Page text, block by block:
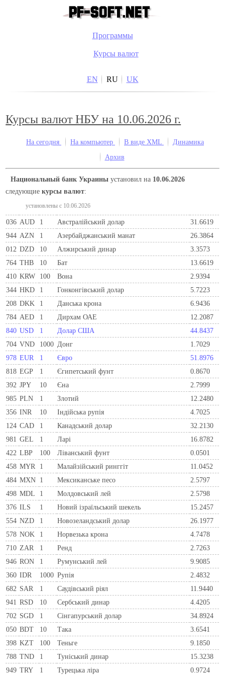
Программы
Курсы валют
EN RU UK
Курсы валют НБУ на 10.06.2026 г.
На сегодня На компьютер В виде XML
Динамика
Архив
Национальный банк Украины установил на 10.06.2026
следующиекурсы валют:
установлены c 10.06.2026
036 AUD 1 Австралійський долар
31.6619
944 AZN 1 Азербайджанський манат
26.3864
012 DZD 10 Алжирський динар
3.3573
764 THB 10 Бат
13.6619
410 KRW 100 Вона
2.9394
344 HKD 1 Гонконгівський долар
5.7223
208 DKK 1 Данська крона
6.9436
784 AED 1 Дирхам ОАЕ
12.2087
840 USD 1 Долар США
44.8437
704 VND 1000 Донг
1.7029
978 EUR 1 Євро
51.8976
818 EGP 1 Єгипетський фунт
0.8670
392 JPY 10 Єна
2.7999
985 PLN 1 Злотий
12.2480
356 INR 10 Індійська рупія
4.7025
124 CAD 1 Канадський долар
32.2130
981 GEL 1 Ларi
16.8782
422 LBP 100 Ліванський фунт
0.0501
458 MYR 1 Малайзійський ринггіт
11.0452
484 MXN 1 Мексиканське песо
2.5797
498 MDL 1 Молдовський лей
2.5798
376 ILS 1 Новий ізраїльський шекель
15.2457
554 NZD 1 Новозеландський долар
26.1977
578 NOK 1 Норвезька крона
4.7478
710 ZAR 1 Ренд
2.7263
946 RON 1 Румунський лей
9.9085
360 IDR 1000 Рупія
2.4832
682 SAR 1 Саудівський ріял
11.9440
941 RSD 10 Сербський динар
4.4205
702 SGD 1 Сінгапурський долар
34.8924
050 BDT 10 Така
3.6541
398 KZT 100 Теньге
9.1850
788 TND 1 Туніський динар
15.3238
949 TRY 1 Турецька ліра 0.9724